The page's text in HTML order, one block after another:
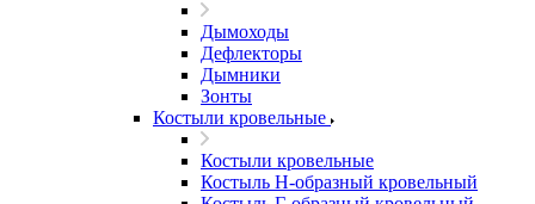
Дымоходы
Дефлекторы
Дымники
Зонты
Костыли кровельные
Костыли кровельные
Костыль H-образный кровельный